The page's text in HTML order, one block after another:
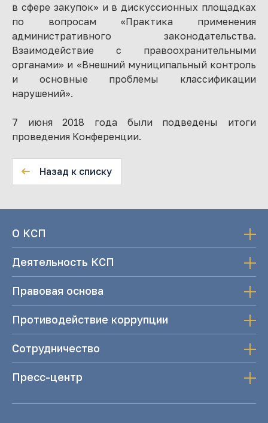
в сфере закупок» и в дискуссионных площадках
по вопросам «Практика применения
административного законодательства.
Взаимодействие с правоохранительными
органами» и «Внешний муниципальный контроль
и основные проблемы классификации
нарушений».
7 июня 2018 года были подведены итоги
проведения Конференции.
Назад к списку
О КСП
Деятельность КСП
Правовая основа
Противодействие коррупции
Сотрудничество
Пресс-центр